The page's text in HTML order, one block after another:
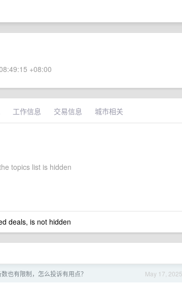
+08:00
工作信息 交易信息 城市相关
topics list is hidden
deals, is not hidden
May 17, 2025
也有限制，怎么投诉有用点？